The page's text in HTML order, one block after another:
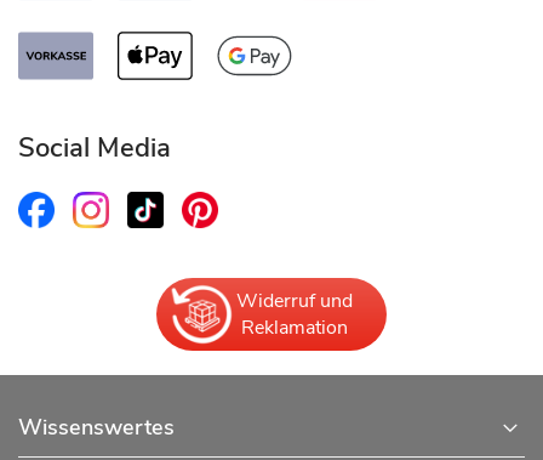
Social Media
Widerruf und
Reklamation
Wissenswertes